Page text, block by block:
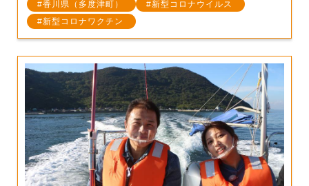
香川県（多度津町）
新型コロナウイルス
新型コロナワクチン